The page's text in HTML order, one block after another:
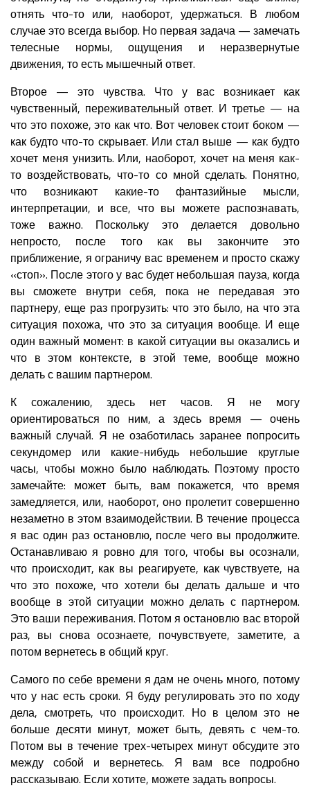
отнять что-то или, наоборот, удержаться. В любом
случае это всегда выбор. Но первая задача — замечать
телесные нормы, ощущения и неразвернутые
движения, то есть мышечный ответ.
Второе — это чувства. Что у вас возникает как
чувственный, переживательный ответ. И третье — на
что это похоже, это как что. Вот человек стоит боком —
как будто что-то скрывает. Или стал выше — как будто
хочет меня унизить. Или, наоборот, хочет на меня как-
то воздействовать, что-то со мной сделать. Понятно,
что возникают какие-то фантазийные мысли,
интерпретации, и все, что вы можете распознавать,
тоже важно. Поскольку это делается довольно
непросто, после того как вы закончите это
приближение, я ограничу вас временем и просто скажу
«стоп». После этого у вас будет небольшая пауза, когда
вы сможете внутри себя, пока не передавая это
партнеру, еще раз прогрузить: что это было, на что эта
ситуация похожа, что это за ситуация вообще. И еще
один важный момент: в какой ситуации вы оказались и
что в этом контексте, в этой теме, вообще можно
делать с вашим партнером.
К сожалению, здесь нет часов. Я не могу
ориентироваться по ним, а здесь время — очень
важный случай. Я не озаботилась заранее попросить
секундомер или какие-нибудь небольшие круглые
часы, чтобы можно было наблюдать. Поэтому просто
замечайте: может быть, вам покажется, что время
замедляется, или, наоборот, оно пролетит совершенно
незаметно в этом взаимодействии. В течение процесса
я вас один раз остановлю, после чего вы продолжите.
Останавливаю я ровно для того, чтобы вы осознали,
что происходит, как вы реагируете, как чувствуете, на
что это похоже, что хотели бы делать дальше и что
вообще в этой ситуации можно делать с партнером.
Это ваши переживания. Потом я остановлю вас второй
раз, вы снова осознаете, почувствуете, заметите, а
потом вернетесь в общий круг.
Самого по себе времени я дам не очень много, потому
что у нас есть сроки. Я буду регулировать это по ходу
дела, смотреть, что происходит. Но в целом это не
больше десяти минут, может быть, девять с чем-то.
Потом вы в течение трех-четырех минут обсудите это
между собой и вернетесь. Я вам все подробно
рассказываю. Если хотите, можете задать вопросы.